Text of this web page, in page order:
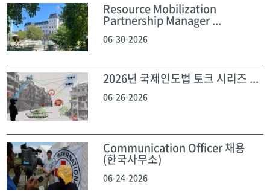
Resource Mobilization
Partnership Manager ...
06-30-2026
2026년 국제인도법 토크 시리즈 ...
06-26-2026
Communication Officer 채용
(한국사무소)
06-24-2026